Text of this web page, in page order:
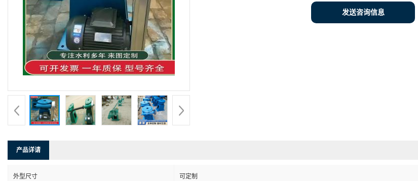
发送咨询信息
产品详请
外型尺寸 可定制